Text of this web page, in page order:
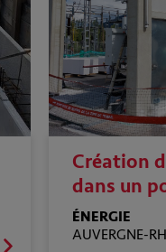
Création
dans un
ÉNERGIE
AUVERGNE-